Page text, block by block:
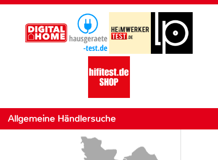
Allgemeine Händlersuche